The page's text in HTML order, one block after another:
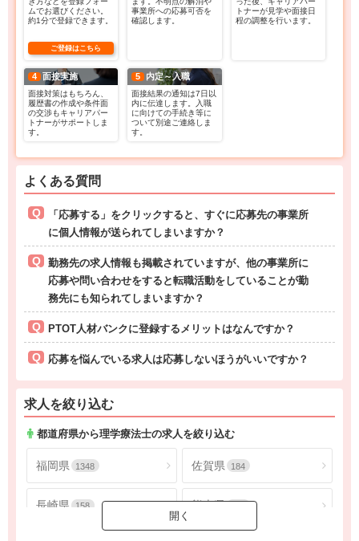
ムでお選びください。
約1分で登録できます。
ご登録はこちら
事業所への応募可否を
確認します。
トナーが見学や面接日
程の調整を行います。
4 面接実施
面接対策はもちろん、
履歴書の作成や条件面
の交渉もキャリアパー
トナーがサポートしま
す。
5 内定～入職
面接結果の通知は7日以
内に伝達します。入職
に向けての手続き等に
ついて別途ご連絡しま
す。
よくある質問
「応募する」をクリックすると、すぐに応募先の事業所
に個人情報が送られてしまいますか？
勤務先の求人情報も掲載されていますが、他の事業所に
応募や問い合わせをすると転職活動をしていることが勤
務先にも知られてしまいますか？
PTOT人材バンクに登録するメリットはなんですか？
応募を悩んでいる求人は応募しないほうがいいですか？
求人を絞り込む
都道府県から理学療法士の求人を絞り込む
福岡県 1348 佐賀県 184
長崎県 158 熊本県